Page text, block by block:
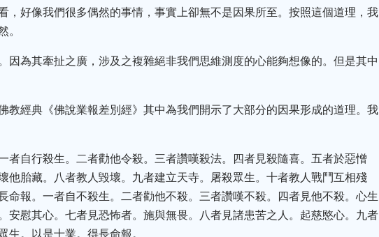
，好像我們很多偶然的事情，事實上卻無不是因果所至。按照這個道理，我
。
因為其牽扯之廣，涉及之複雜絕非我們思維測度的心能夠想像的。但是其中
教經典《佛說業報差別經》其中為我們開示了大部分的因果形成的道理。我
者自行殺生。二者勸他令殺。三者讚嘆殺法。四者見殺隨喜。五者於惡憎
他胎藏。八者教人毀壞。九者建立天寺。屠殺眾生。十者教人戰鬥互相殘
命報。一者自不殺生。二者勸他不殺。三者讚嘆不殺。四者見他不殺。心生
安慰其心。七者見恐怖者。施與無畏。八者見諸患苦之人。起慈愍心。九者
生。以是十業。得長命報。